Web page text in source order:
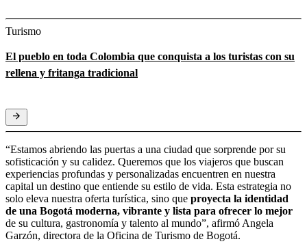
Turismo
El pueblo en toda Colombia que conquista a los turistas con su
rellena y fritanga tradicional
“Estamos abriendo las puertas a una ciudad que sorprende por su
sofisticación y su calidez. Queremos que los viajeros que buscan
experiencias profundas y personalizadas encuentren en nuestra
capital un destino que entiende su estilo de vida. Esta estrategia no
solo eleva nuestra oferta turística, sino que proyecta la identidad
de una Bogotá moderna, vibrante y lista para ofrecer lo mejor
de su cultura, gastronomía y talento al mundo”, afirmó Angela
Garzón, directora de la Oficina de Turismo de Bogotá.